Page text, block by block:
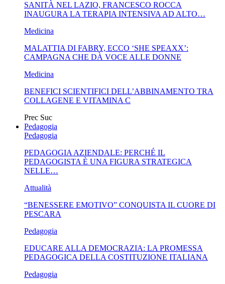
SANITÀ NEL LAZIO, FRANCESCO ROCCA
INAUGURA LA TERAPIA INTENSIVA AD ALTO…
Medicina
MALATTIA DI FABRY, ECCO ‘SHE SPEAXX’:
CAMPAGNA CHE DÀ VOCE ALLE DONNE
Medicina
BENEFICI SCIENTIFICI DELL’ABBINAMENTO TRA
COLLAGENE E VITAMINA C
Prec Suc
Pedagogia
Pedagogia
PEDAGOGIA AZIENDALE: PERCHÉ IL
PEDAGOGISTA È UNA FIGURA STRATEGICA
NELLE…
Attualità
“BENESSERE EMOTIVO” CONQUISTA IL CUORE DI
PESCARA
Pedagogia
EDUCARE ALLA DEMOCRAZIA: LA PROMESSA
PEDAGOGICA DELLA COSTITUZIONE ITALIANA
Pedagogia